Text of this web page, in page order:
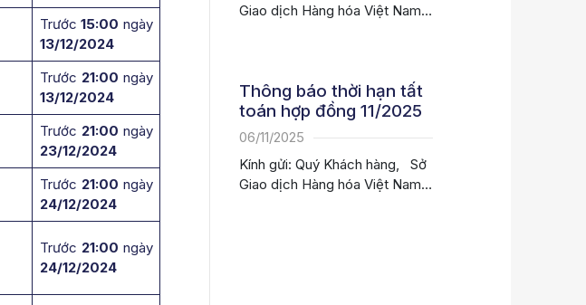
Trước15:00 ngày
13/12/2024
Trước 21:00 ngày
13/12/2024
Trước 21:00 ngày
23/12/2024
Trước 21:00 ngày
24/12/2024
Trước 21:00 ngày
24/12/2024
Giao dịch Hàng hóa Việt Nam
Thông báo thời hạn tất
toán hợp đồng 11/2025
06/11/2025
Kính gửi: Quý Khách hàng, Sở
Giao dịch Hàng hóa Việt Nam